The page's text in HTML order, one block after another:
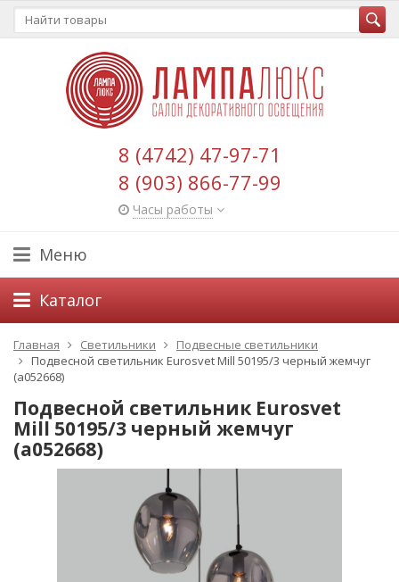
8 (4742) 47-97-71
8 (903) 866-77-99
Часы работы
Меню
Каталог
Главная Светильники
Подвесные светильники
Подвесной светильник Eurosvet Mill 50195/3 черный жемчуг
(a052668)
Подвесной светильник Eurosvet
Mill 50195/3 черный жемчуг
(a052668)